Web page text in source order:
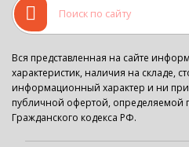
Вся представленная на сайте
характеристик, наличия на складе,
информационный характер и ни при
публичной офертой, определяемой
Гражданского кодекса РФ.